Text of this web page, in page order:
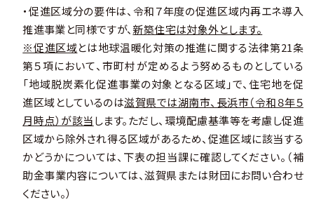
・促進区域分の要件は、令和７年度の促進区域内再エネ導入
推進事業と同様ですが、新築住宅は対象外とします。
※促進区域とは地球温暖化対策の推進に関する法律第21条
第５項において、市町村が定めるよう努めるものとしている
「地域脱炭素化促進事業の対象となる区域」で、住宅地を促
進区域としているのは滋賀県では湖南市、長浜市（令和８年５
月時点）が該当します。ただし、環境配慮基準等を考慮し促進
区域から除外され得る区域があるため、促進区域に該当する
かどうかについては、下表の担当課に確認してください。（補
助金事業内容については、滋賀県または財団にお問い合わせ
ください。）